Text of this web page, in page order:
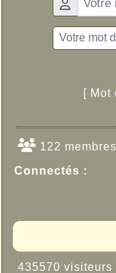
[ Mot
122 membres
Connectés :
435570 visiteurs